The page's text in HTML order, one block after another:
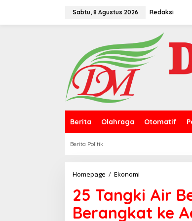
Sabtu, 8 Agustus 2026 Redaksi
Berita Olahraga Otomatif
Berita Politik
Homepage / Ekonomi
T
a
n
g
25 Tangki Air
Berangkat ke